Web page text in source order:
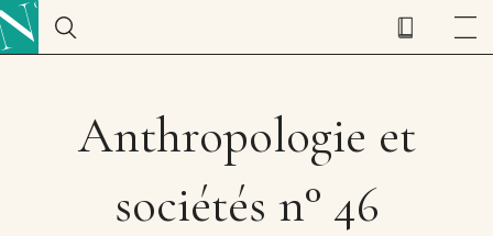
Anthropologie et
sociétés n° 46